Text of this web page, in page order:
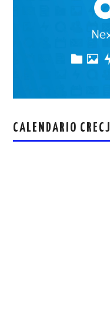
CALENDARIO CRECJ